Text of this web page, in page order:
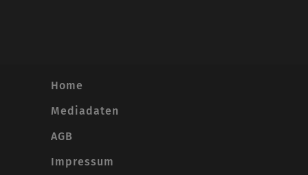
Home
Mediadaten
AGB
Impressum